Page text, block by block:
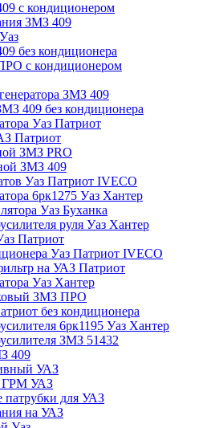
с кондиционером
ЗМЗ 409
без кондиционера
с кондиционером
ЗМЗ 409
409 без кондиционера
Уаз Патриот
Патриот
ЗМЗ PRO
ЗМЗ 409
Уаз Патриот IVECO
6рк1275 Уаз Хантер
Уаз Буханка
руля Уаз Хантер
Патриот
Уаз Патриот IVECO
на УАЗ Патриот
Уаз Хантер
ЗМЗ ПРО
без кондиционера
6рк1195 Уаз Хантер
ЗМЗ 51432
409
УАЗ
ГРМ УАЗ
для УАЗ
на УАЗ